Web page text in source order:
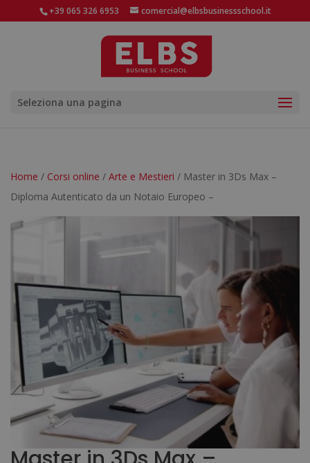
+39 065 326 6953 comercial@elbsbusinessschool.it
Seleziona una pagina
Home / Corsi online / Arte e Mestieri / Master in 3Ds Max –
Diploma Autenticato da un Notaio Europeo –